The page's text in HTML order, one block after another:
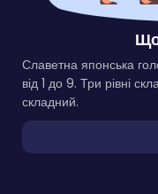
Славетна японська
від 1 до 9. Три рівні
складний.